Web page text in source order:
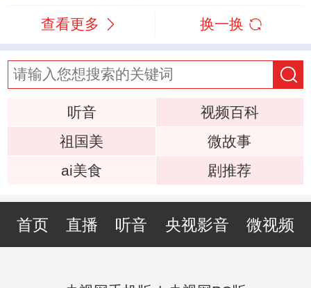
查看更多 换一换
听音
视频百科
祖国美
微故事
ai美食
剧推荐
首页 直播 听音 央视影音 微视频